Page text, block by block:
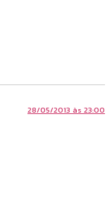
28/05/2013 às 23:00